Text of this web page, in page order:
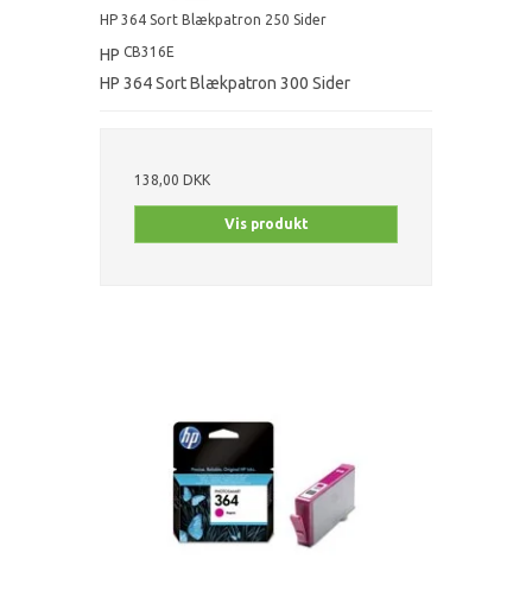
HP 364 Sort Blækpatron 250 Sider
HP CB316E
HP 364 Sort Blækpatron 300 Sider
138,00 DKK
Vis produkt